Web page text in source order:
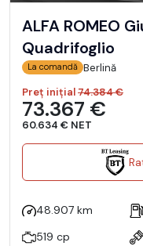
ALFA ROMEO
Quadrifoglio
La comandă Berlină
Preț inițial74.384 €
73.367 €
60.634 € NET
48.907 km
519 cp